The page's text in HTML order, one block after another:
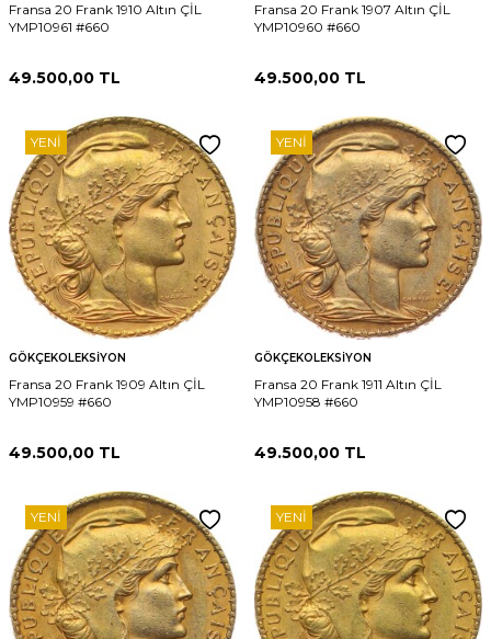
Fransa 20 Frank 1910 Altın ÇİL
YMP10961 #660
49.500,00 TL
Fransa 20 Frank 1907 Altın ÇİL
YMP10960 #660
49.500,00 TL
YENI
GÖKÇEKOLEKSIYON
Fransa 20 Frank 1909 Altın ÇİL
YMP10959 #660
49.500,00 TL
YENI
GÖKÇEKOLEKSIYON
Fransa 20 Frank 1911 Altın ÇİL
YMP10958 #660
49.500,00 TL
YENI YENI